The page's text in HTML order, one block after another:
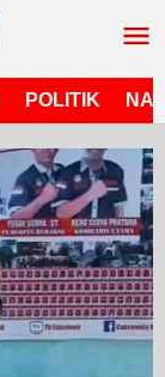
POLITIK